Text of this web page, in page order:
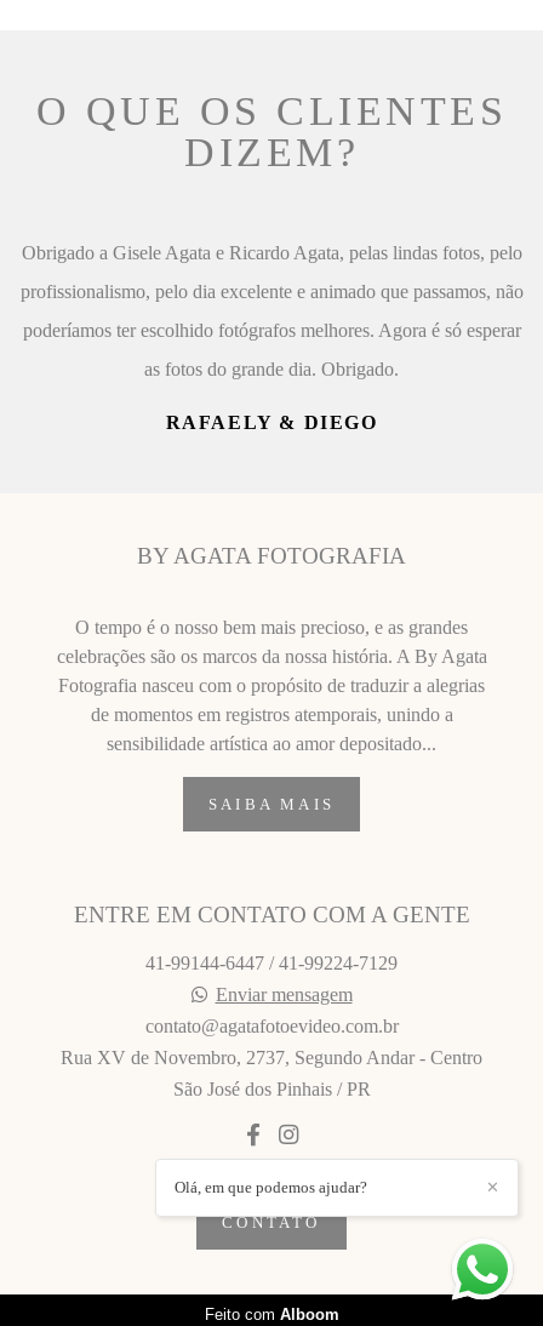
O QUE OS CLIENTES
DIZEM?
Obrigado a Gisele Agata e Ricardo Agata, pelas lindas fotos, pelo
profissionalismo, pelo dia excelente e animado que passamos, não
poderíamos ter escolhido fotógrafos melhores. Agora é só esperar
as fotos do grande dia. Obrigado.
RAFAELY & DIEGO
BY AGATA FOTOGRAFIA
O tempo é o nosso bem mais precioso, e as grandes
celebrações são os marcos da nossa história. A By Agata
Fotografia nasceu com o propósito de traduzir a alegrias
de momentos em registros atemporais, unindo a
sensibilidade artística ao amor depositado...
SAIBA MAIS
ENTRE EM CONTATO COM A GENTE
41-99144-6447 / 41-99224-7129
Enviar mensagem
contato@agatafotoevideo.com.br
Rua XV de Novembro, 2737, Segundo Andar - Centro
São José dos Pinhais / PR
CONTATO
✕
Olá, em que podemos ajudar?
Feito com Alboom